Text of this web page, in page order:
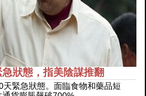
狀態，指美陰謀推翻
緊急狀態。面臨食物和藥品短